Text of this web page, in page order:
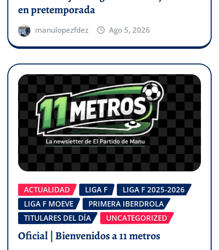
en pretemporada
manulopezfdez Ago 5, 2026
ACTUALIDAD LIGA F
LIGA F 2025-2026
LIGA F MOEVE
PRIMERA IBERDROLA
TITULARES DEL DÍA
UNCATEGORIZED
Oficial | Bienvenidos a 11 metros